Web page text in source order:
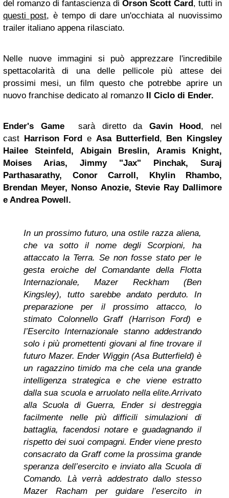
del romanzo di fantascienza di Orson Scott Card , tutti in
questi post, è tempo di dare un'occhiata al nuovissimo
trailer italiano appena rilasciato.
Nelle nuove immagini si può apprezzare l'incredibile
spettacolarità di una delle pellicole più attese dei
prossimi mesi, un film questo che potrebbe aprire un
nuovo franchise dedicato al romanzo
Il Ciclo di Ender.
Ender's Gamesarà diretto da Gavin Hood , nel
cast
Harrison Forde Asa Butterfield ,
Ben Kingsley
Hailee Steinfeld, Abigain Breslin, Aramis Knight,
Moises Arias, Jimmy"Jax" Pinchak, Suraj
Parthasarathy, Conor Carroll, Khylin Rhambo,
Brendan Meyer, Nonso Anozie, Stevie Ray Dallimore
e Andrea Powell.
In un prossimo futuro, una ostile razza aliena,
che va sotto il nome degli Scorpioni, ha
attaccato la Terra. Se non fosse stato per le
gesta eroiche del Comandante della Flotta
Internazionale, Mazer Reckham (Ben
Kingsley), tutto sarebbe andato perduto. In
preparazione per il prossimo attacco, lo
stimato Colonnello Graff (Harrison Ford) e
l’Esercito Internazionale stanno addestrando
solo i più promettenti giovani al fine trovare il
futuro Mazer. Ender Wiggin (Asa Butterfield) è
un ragazzino timido ma che cela una grande
intelligenza strategica e che viene estratto
dalla sua scuola e arruolato nella elite.Arrivato
alla Scuola di Guerra, Ender si destreggia
facilmente nelle più difficili simulazioni di
battaglia, facendosi notare e guadagnando il
rispetto dei suoi compagni. Ender viene presto
consacrato da Graff come la prossima grande
speranza dell’esercito e inviato alla Scuola di
Comando. Là verrà addestrato dallo stesso
Mazer Racham per guidare l’esercito in